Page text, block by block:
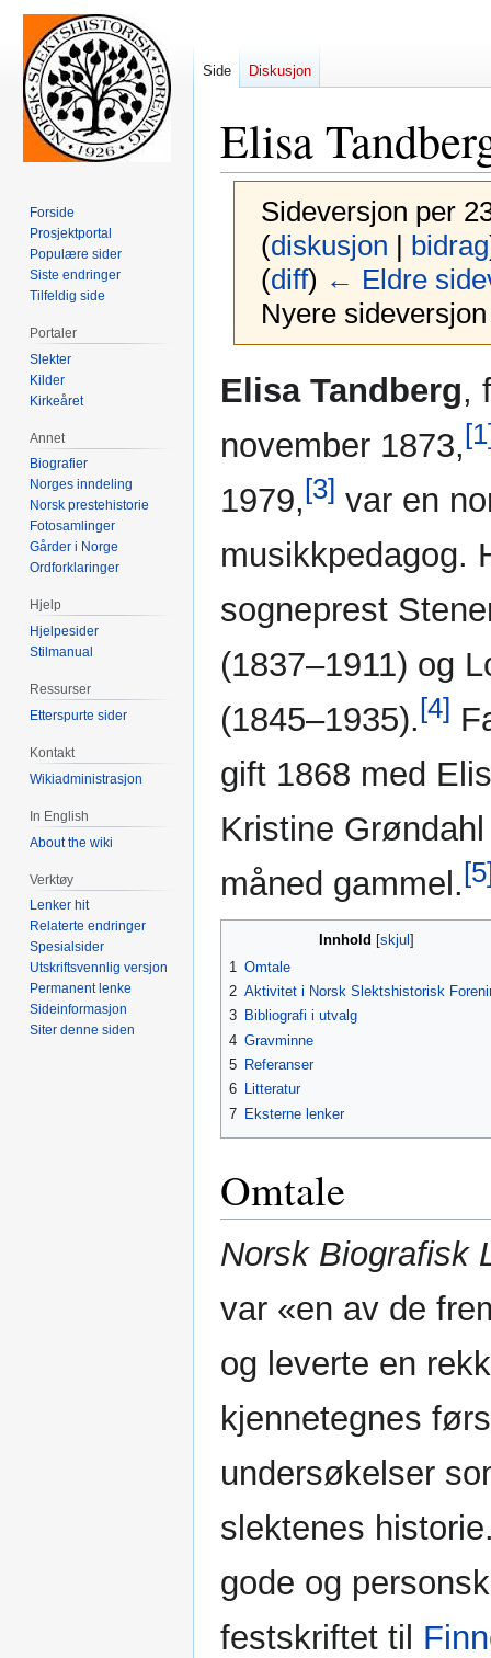
Elisa
Sideversjon per
(diskusjon | bidrag
(diff) ← Eldre
Nyere
Hopp
til
Hopp
til
Elisa Tandberg,
november 1873,
1979,[3] var en
musikkpedagog.
sogneprest
(1837–1911) og
(1845–1935).[4]
gift 1868 med
Kristine
måned gammel.
Innhold
1 Omtale
2 Aktivitet i Norsk Slektshistorisk
3 Bibliografi i utvalg
4 Gravminne
5 Referanser
6 Litteratur
7 Eksterne lenker
Omtale
Norsk Biografisk
var «en av de
og leverte en
kjennetegnes
undersøkelser
slektenes
gode og
festskriftet til
Side Diskusjon
Forside
Prosjektportal
Populære sider
Siste endringer
Tilfeldig side
Portaler
Slekter
Kilder
Kirkeåret
Annet
Biografier
Norges inndeling
Norsk prestehistorie
Fotosamlinger
Gårder i Norge
Ordforklaringer
Hjelp
Hjelpesider
Stilmanual
Ressurser
Etterspurte sider
Kontakt
Wikiadministrasjon
In English
About the wiki
Verktøy
Lenker hit
Relaterte endringer
Spesialsider
Utskriftsvennlig versjon
Permanent lenke
Sideinformasjon
Siter denne siden